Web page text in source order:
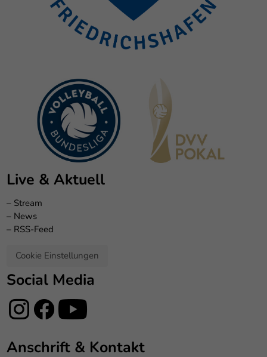
Live & Aktuell
– Stream
– News
– RSS-Feed
Cookie Einstellungen
Social Media
Anschrift & Kontakt